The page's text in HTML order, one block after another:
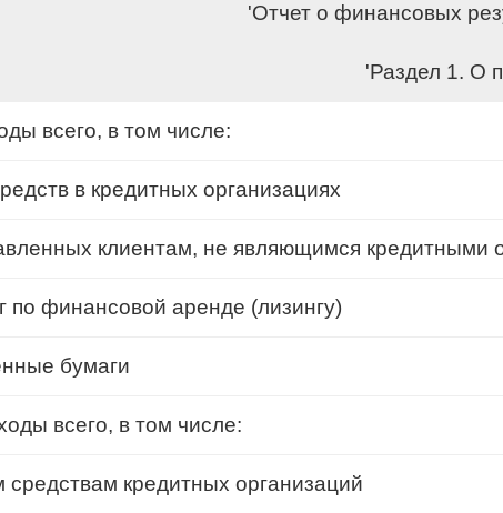
'Отчет о финансовых
'Раздел 1. О
всего, в том числе:
в кредитных организациях
клиентам, не являющимся кредитными
по финансовой аренде (лизингу)
бумаги
всего, в том числе:
кредитных организаций